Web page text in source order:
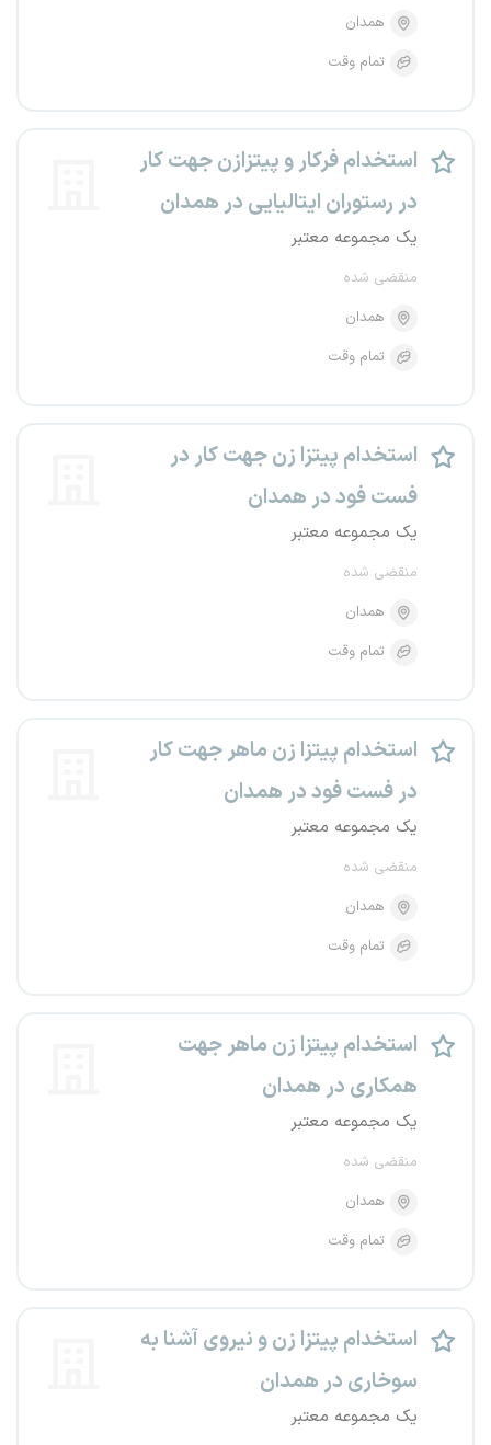
همدان
تمام وقت
استخدام فرکار و پیتزازن جهت کار
در رستوران ایتالیایی در همدان
یک مجموعه معتبر
منقضی شده
همدان
تمام وقت
استخدام پیتزا زن جهت کار در
فست فود در همدان
یک مجموعه معتبر
منقضی شده
همدان
تمام وقت
استخدام پیتزا زن ماهر جهت کار
در فست فود در همدان
یک مجموعه معتبر
منقضی شده
همدان
تمام وقت
استخدام پیتزا زن ماهر جهت
همکاری در همدان
یک مجموعه معتبر
منقضی شده
همدان
تمام وقت
استخدام پیتزا زن و نیروی آشنا به
سوخاری در همدان
یک مجموعه معتبر